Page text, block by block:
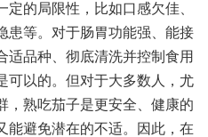
的局限性，比如口感欠佳、
患等。对于肠胃功能强、能接
适品种、彻底清洗并控制食用
可以的。但对于大多数人，尤
，熟吃茄子是更安全、健康的
能避免潜在的不适。因此，在